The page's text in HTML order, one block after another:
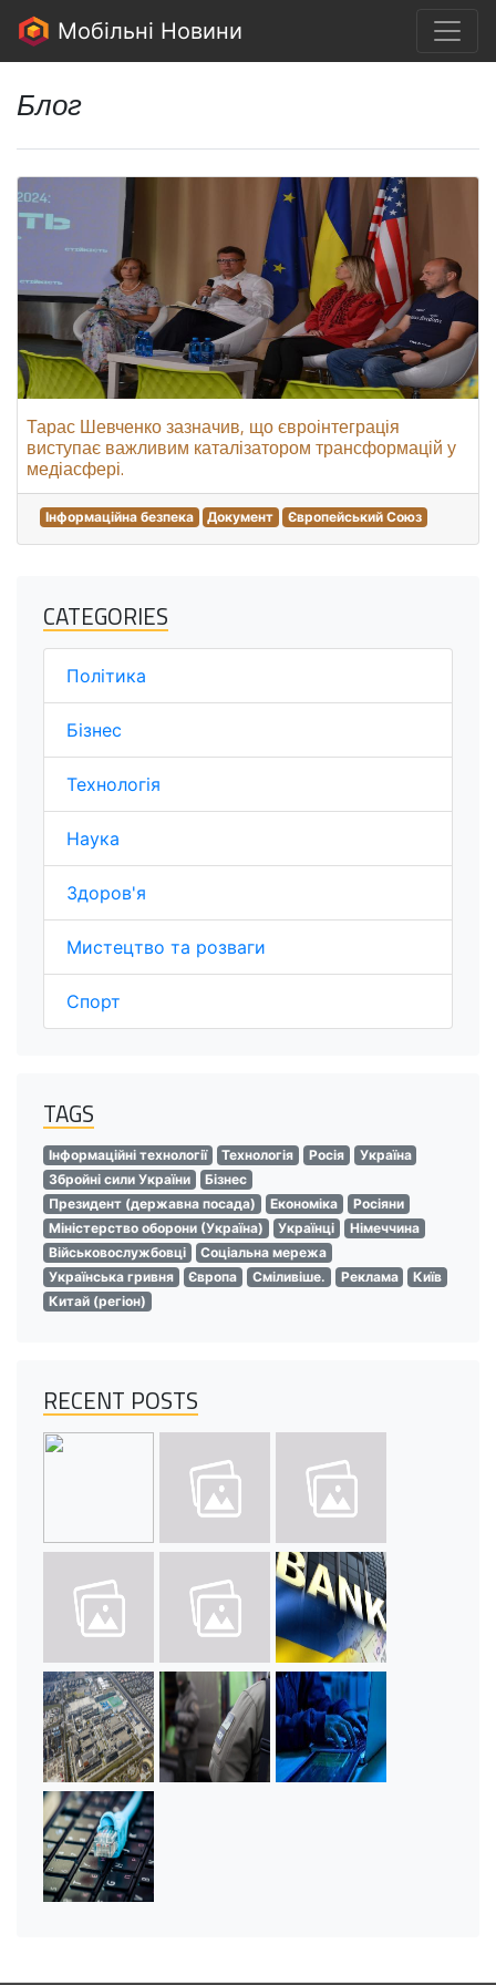
Мобільні Новини
Блог
Тарас Шевченко зазначив, що євроінтеграція
виступає важливим каталізатором трансформацій у
медіасфері.
Інформаційна безпека Документ Європейський Союз
CATEGORIES
Політика
Бізнес
Технологія
Наука
Здоров'я
Мистецтво та розваги
Спорт
TAGS
Інформаційні технології Технологія Росія
Україна
Збройні сили України
Бізнес
Президент (державна посада)
Економіка
Росіяни
Міністерство оборони (Україна)
Українці
Німеччина
Військовослужбовці
Соціальна мережа
Українська гривня
Європа Сміливіше. Реклама
Київ
Китай (регіон)
RECENT POSTS